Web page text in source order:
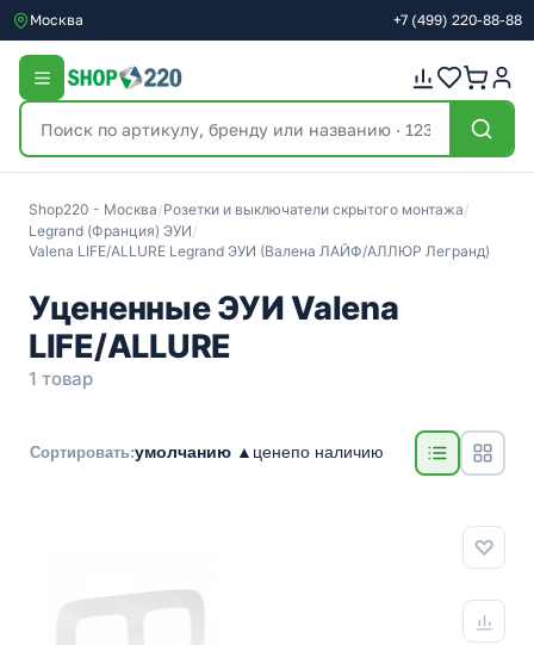
Москва +7 (499) 220-88-88
Shop220 - Москва/Розетки и выключатели скрытого монтажа/
Legrand (Франция) ЭУИ/
Valena LIFE/ALLURE Legrand ЭУИ (Валена ЛАЙФ/АЛЛЮР Легранд)
Уцененные ЭУИ Valena
LIFE/ALLURE
1 товар
Сортировать:умолчанию ▲ ценепо наличию